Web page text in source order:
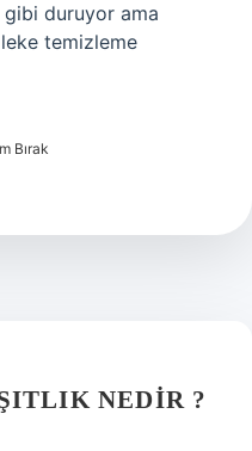
gibi duruyor ama
temizleme
Bırak
NEDIR ?